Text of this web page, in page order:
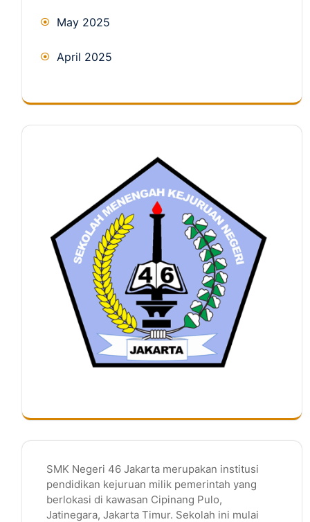
May 2025
April 2025
SMK Negeri 46 Jakarta merupakan institusi
pendidikan kejuruan milik pemerintah yang
berlokasi di kawasan Cipinang Pulo,
Jatinegara, Jakarta Timur. Sekolah ini mulai